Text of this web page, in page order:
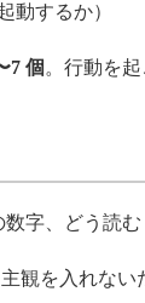
動するか）
7 個 。行動を
字、どう読む
主観を入れない